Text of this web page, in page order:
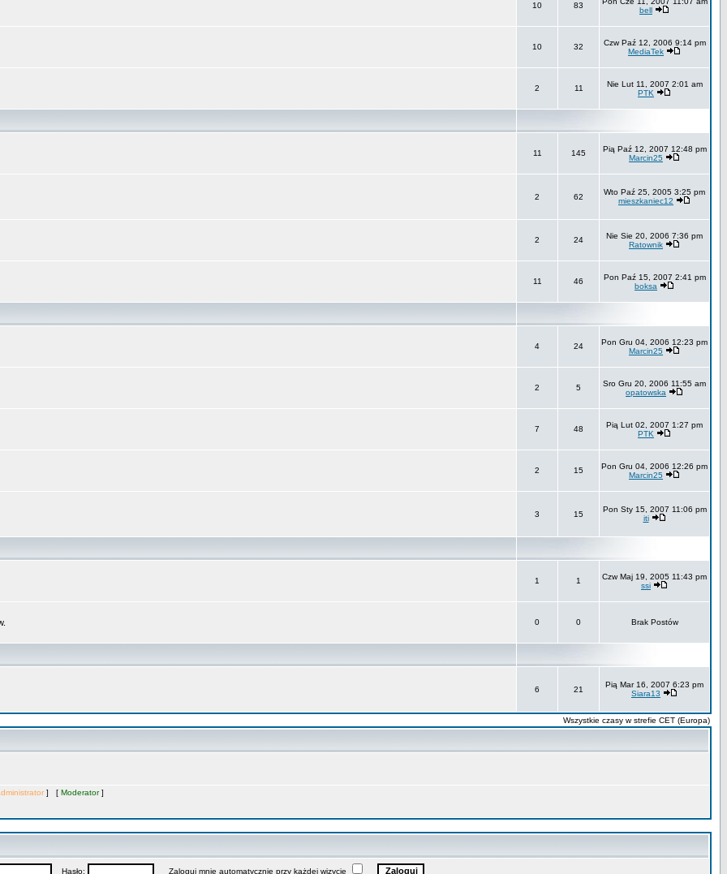
10 83
bell
10 32
Czw Paź 12, 2006 9:14 pm
MediaTek
2 11
Nie Lut 11, 2007 2:01 am
PTK
11 145
Pią Paź 12, 2007 12:48 pm
Marcin25
2 62
Wto Paź 25, 2005 3:25 pm
mieszkaniec12
2 24
Nie Sie 20, 2006 7:36 pm
Ratownik
11 46
Pon Paź 15, 2007 2:41 pm
boksa
4 24
Pon Gru 04, 2006 12:23 pm
Marcin25
2 5
Sro Gru 20, 2006 11:55 am
opatowska
7 48
Pią Lut 02, 2007 1:27 pm
PTK
2 15
Pon Gru 04, 2006 12:26 pm
Marcin25
3 15
Pon Sty 15, 2007 11:06 pm
iti
1 1
Czw Maj 19, 2005 11:43 pm
ssi
0 0 Brak Postów
6 21
Pią Mar 16, 2007 6:23 pm
Siara13
Wszystkie czasy w strefie CET (Europa)
] [ Moderator]
Hasło: Zaloguj mnie automatycznie przy każdej wizycie